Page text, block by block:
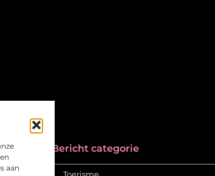
aan
Bericht categorie